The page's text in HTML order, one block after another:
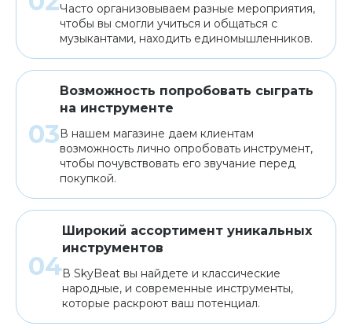
Часто организовываем разные мероприятия,
чтобы вы смогли учиться и общаться с
музыкантами, находить единомышленников.
Возможность попробовать сыграть
на инструменте
В нашем магазине даем клиентам
возможность лично опробовать инструмент,
чтобы почувствовать его звучание перед
покупкой.
Широкий ассортимент уникальных
инструментов
В SkyBeat вы найдете и классические
народные, и современные инструменты,
которые раскроют ваш потенциал.